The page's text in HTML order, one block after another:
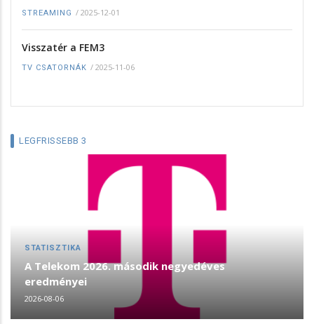
STREAMING / 2025-12-01
Visszatér a FEM3
TV CSATORNÁK / 2025-11-06
LEGFRISSEBB 3
STATISZTIKA
A Telekom 2026. második negyedéves
eredményei
2026-08-06